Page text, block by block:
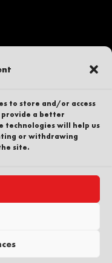
to store and/or access
a better
technologies will help us
or withdrawing
site.